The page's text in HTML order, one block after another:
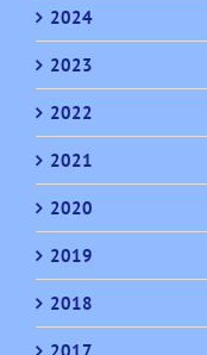
2024
2023
2022
2021
2020
2019
2018